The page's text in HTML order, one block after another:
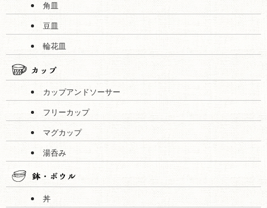
角皿
豆皿
輪花皿
カップアンドソーサー
フリーカップ
マグカップ
湯呑み
丼